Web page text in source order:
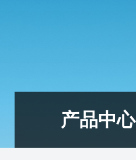
产品中心